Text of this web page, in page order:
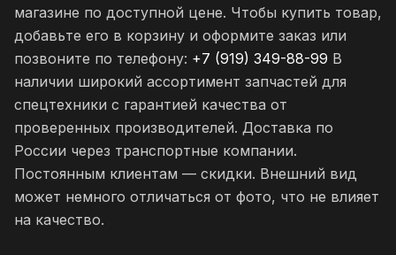
магазине по доступной цене. Чтобы купить товар,
добавьте его в корзину и оформите заказ или
позвоните по телефону: +7 (919) 349-88-99 В
наличии широкий ассортимент запчастей для
спецтехники с гарантией качества от
проверенных производителей. Доставка по
России через транспортные компании.
Постоянным клиентам — скидки. Внешний вид
может немного отличаться от фото, что не влияет
на качество.